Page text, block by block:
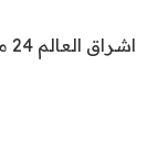
اشراق العالم 24 متابعات عالمية عاجلة: